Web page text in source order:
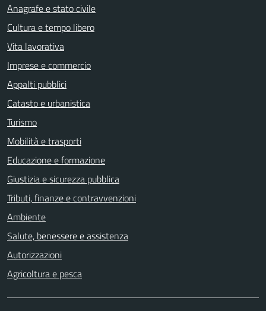
Anagrafe e stato civile
Cultura e tempo libero
Vita lavorativa
Imprese e commercio
Appalti pubblici
Catasto e urbanistica
Turismo
Mobilità e trasporti
Educazione e formazione
Giustizia e sicurezza pubblica
Tributi, finanze e contravvenzioni
Ambiente
Salute, benessere e assistenza
Autorizzazioni
Agricoltura e pesca